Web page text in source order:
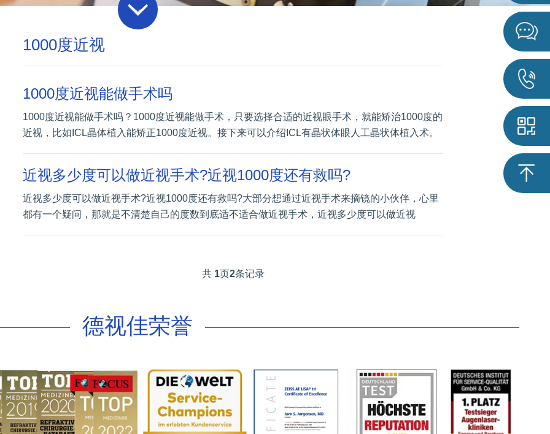
1000度近视
1000度近视能做手术吗
1000度近视能做手术吗？1000度近视能做手术，只要选择合适的近视眼手术，就能矫治1000度的
近视，比如ICL晶体植入能矫正1000度近视。接下来可以介绍ICL有晶状体眼人工晶状体植入术。
近视多少度可以做近视手术?近视1000度还有救吗?
近视多少度可以做近视手术?近视1000度还有救吗?大部分想通过近视手术来摘镜的小伙伴，心里
都有一个疑问，那就是不清楚自己的度数到底适不适合做近视手术，近视多少度可以做近视
共 1页2条记录
德视佳荣誉